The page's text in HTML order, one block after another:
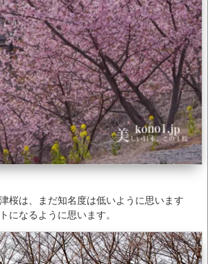
桜は、まだ知名度は低いように思います
になるように思います。